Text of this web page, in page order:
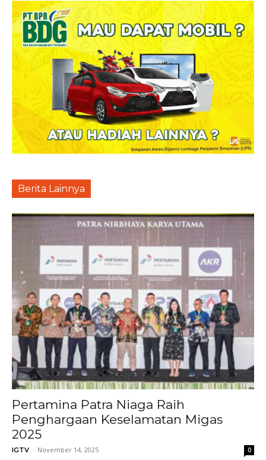
Berita Lainnya
Pertamina Patra Niaga Raih
Penghargaan Keselamatan Migas
2025
IGTV - November 14, 2025 0